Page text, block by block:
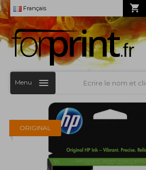
Français
Menu
ORIGINAL